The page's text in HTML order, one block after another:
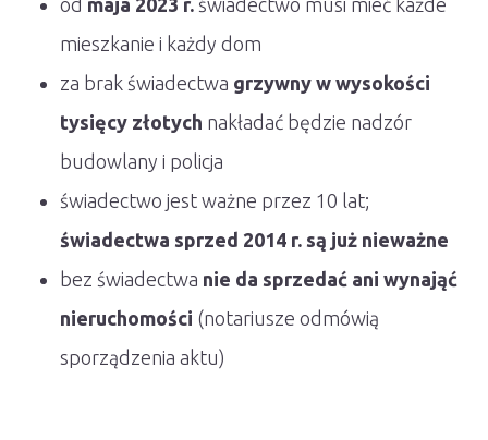
mieszkanie i każdy dom
za brak świadectwa grzywny w wysokości
tysięcy złotych nakładać będzie nadzór
budowlany i policja
świadectwo jest ważne przez 10 lat;
świadectwa sprzed 2014 r. są już nieważne
bez świadectwa nie da sprzedać ani wynająć
nieruchomości (notariusze odmówią
sporządzenia aktu)